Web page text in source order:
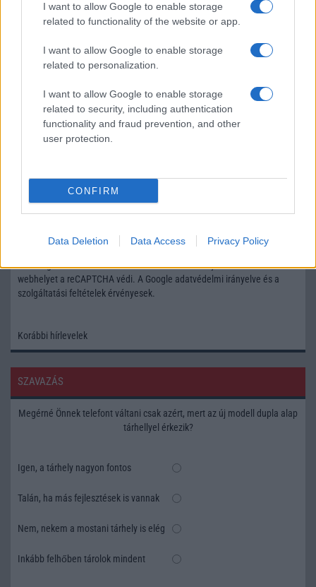
I want to allow Google to enable storage
related to functionality of the website or app.
I want to allow Google to enable storage
related to personalization.
I want to allow Google to enable storage
related to security, including authentication
functionality and fraud prevention, and other
user protection.
CONFIRM
Data Deletion Data Access Privacy Policy
Márka :
Feliratkozás a Telefonguru ingyenes hírlevelére
Elfogadom azAdatvédelmi és Adatkezelési TájékoztatótEzt a
webhelyet a reCAPTCHA védi. A Google adatvédelmi irányelve és a
szolgáltatási feltételek érvényesek.
Korábbi hírlevelek
SZAVAZÁS
Megérné Önnek telefont váltani csak azért, mert az új modell dupla alap
tárhellyel érkezik?
Igen, a tárhely nagyon fontos
Talán, ha más fejlesztések is vannak
Nem, nekem a mostani tárhely is elég
Inkább felhőben tárolok mindent